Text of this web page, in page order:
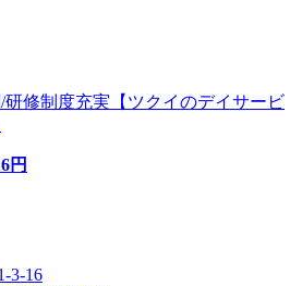
修制度充実【ツクイのデイサービ
円
3-16